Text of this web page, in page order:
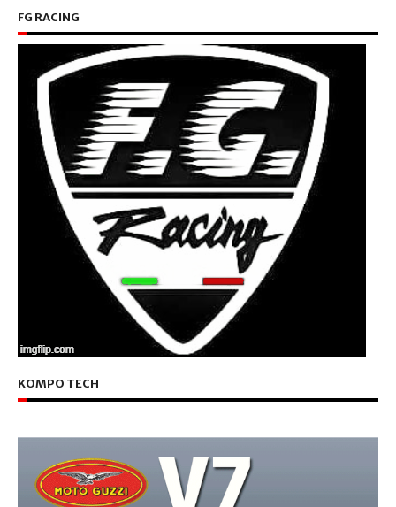
FG RACING
KOMPO TECH